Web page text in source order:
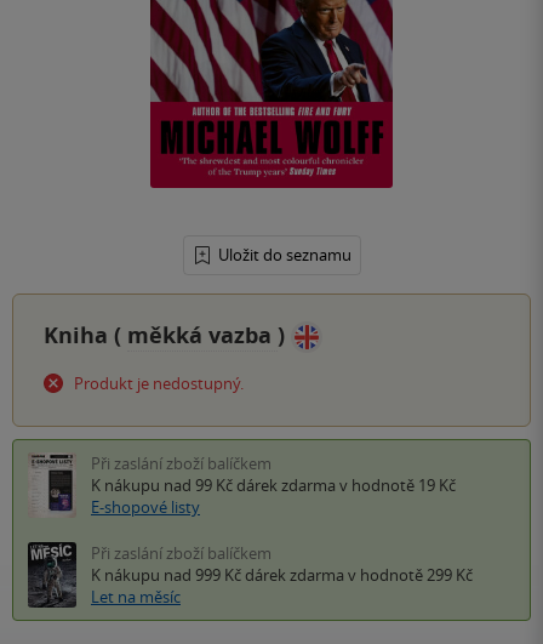
Uložit do seznamu
Kniha ( měkká vazba )
Produkt je nedostupný.
Při zaslání zboží balíčkem
K nákupu nad 99 Kč dárek zdarma v hodnotě 19 Kč
E-shopové listy
Při zaslání zboží balíčkem
K nákupu nad 999 Kč dárek zdarma v hodnotě 299 Kč
Let na měsíc